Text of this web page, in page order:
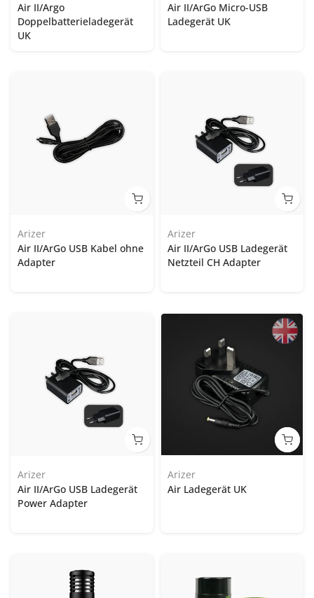
Air II/Argo
Doppelbatterieladegerät
UK
Air II/ArGo Micro-USB
Ladegerät UK
Arizer
Air II/ArGo USB Kabel ohne
Adapter
Arizer
Air II/ArGo USB Ladegerät
Netzteil CH Adapter
Arizer
Air II/ArGo USB Ladegerät
Power Adapter
Arizer
Air Ladegerät UK